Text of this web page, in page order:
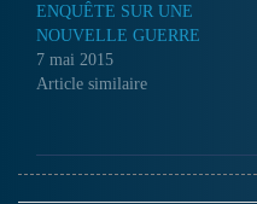
ENQUÊTE SUR UNE
NOUVELLE GUERRE
7 mai 2015
Article similaire